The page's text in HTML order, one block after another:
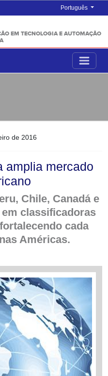
Português
EM TECNOLOGIA E AUTOMAÇÃO
de 2016
amplia mercado
Chile, Canadá e
classificadoras
cada
Américas.